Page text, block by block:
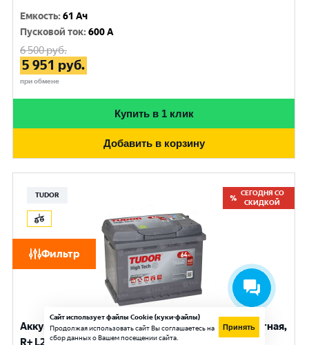
Фильтр
Емкость:61 Ач
Пусковой ток:600 A
6 500руб.
5 951 руб.
при обмене
Купить в 1 клик
Добавить в корзину
TUDOR
СЕГОДНЯ СО
СКИДКОЙ
Аккумулятор TUDOR High Tech (64 Ач, 12 V) Обратная,
R+ L2 арт.
Сайт использует файлы Cookie (куки-файлы)
Продолжая использовать сайт Вы соглашаетесь на
сбор данных о Вашем посещении сайта.
Принять